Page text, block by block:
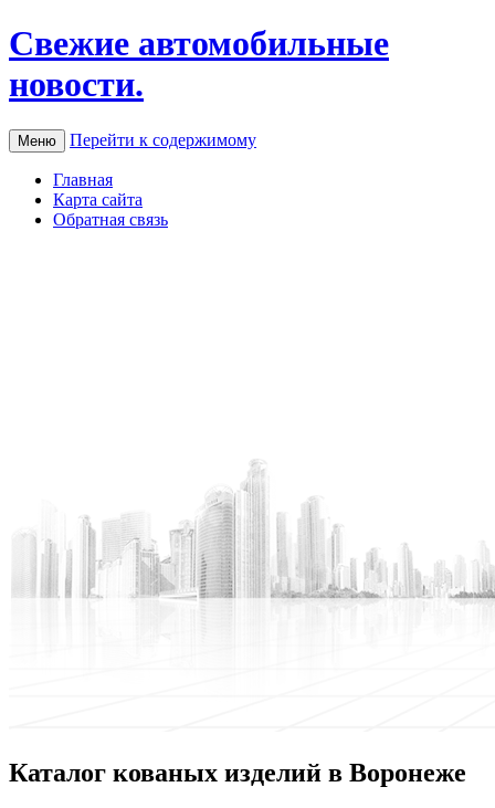
Свежие автомобильные
новости.
Меню Перейти к содержимому
Главная
Карта сайта
Обратная связь
Каталог кованых изделий в Воронеже